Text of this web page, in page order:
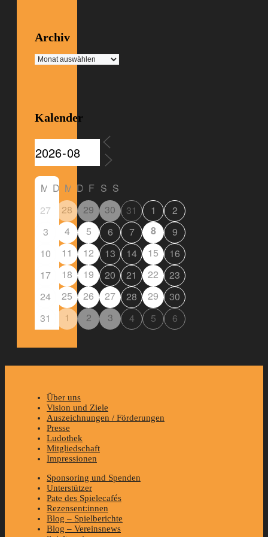
Archiv
Archiv
Kalender
M D M D F S S
27
28 29 30 31 1
2
3
4 5 6 7 8
9
10
11 12 13 14 15
16
17
18 19 20 21 22
23
24
25 26 27 28 29
30
31
1 2 3 4 5 6
Über uns
Vision und Ziele
Auszeichnungen / Förderungen
Presse
Ludothek
Mitgliedschaft
Impressionen
Sponsoring und Spenden
Unterstützer
Pate des Spielecafés
Rezensent:innen
Blog – Spielberichte
Blog – Vereinsnews